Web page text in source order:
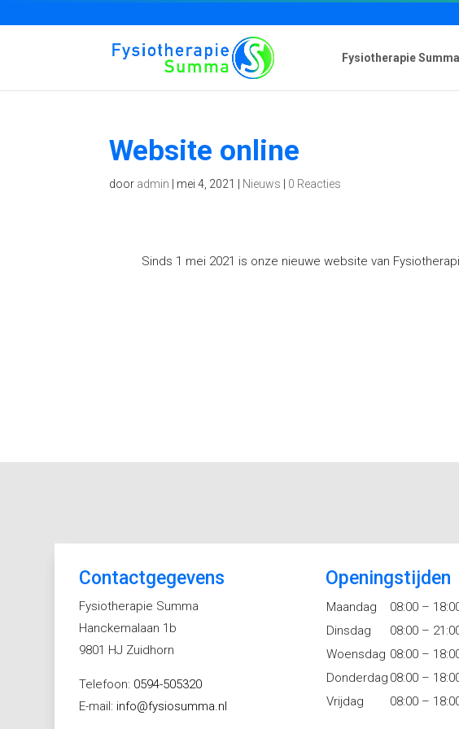
Fysiotherapie
Website online
door admin mei 4, 2021 Nieuws 0 Reacties
Sinds 1 mei 2021 is onze nieuwe website van
Contactgegevens
Fysiotherapie Summa
Hanckemalaan 1b
9801 HJ Zuidhorn
Telefoon: 0594-505320
E-mail: info@fysiosumma.nl
Openingstijden
Maandag
08:00 –
Dinsdag
08:00 –
Woensdag 08:00 –
Donderdag 08:00 –
Vrijdag
08:00 –